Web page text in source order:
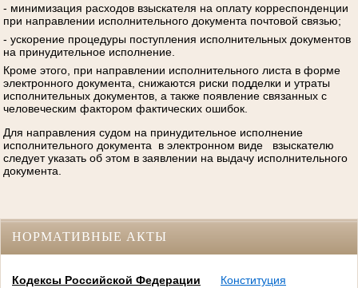
- минимизация расходов взыскателя на оплату корреспонденции
при направлении исполнительного документа почтовой связью;
- ускорение процедуры поступления исполнительных документов
на принудительное исполнение.
Кроме этого, при направлении исполнительного листа в форме
электронного документа, снижаются риски подделки и утраты
исполнительных документов, а также появление связанных с
человеческим фактором фактических ошибок.
Для направления судом на принудительное исполнение
исполнительного документа в электронном виде взыскателю
следует указать об этом в заявлении на выдачу исполнительного
документа.
НОРМАТИВНЫЕ АКТЫ
Кодексы Российской Федерации
Конституция